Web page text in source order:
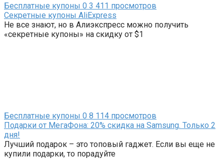
Бесплатные купоны 0 3 411 просмотров
Секретные купоны AliExpress
Не все знают, но в Алиэкспресс можно получить
«секретные купоны» на скидку от $1
Бесплатные купоны 0 8 114 просмотров
Подарки от МегаФона: 20% скидка на Samsung. Только 2
дня!
Лучший подарок – это топовый гаджет. Если вы еще не
купили подарки, то порадуйте